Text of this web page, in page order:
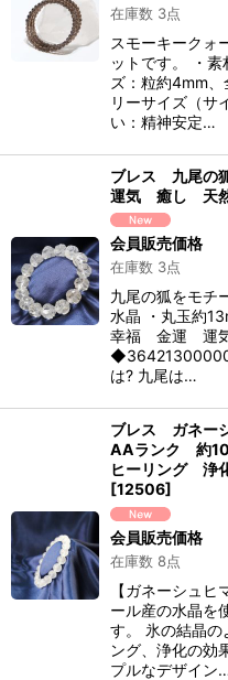
在庫数 3点
スモーキークォ
ットです。 ・
ズ：粒約4mm
リーサイズ（サ
い：精神安定…
ブレス 九尾
運気 癒し 天
会員販売価格
在庫数 3点
九尾の狐をモチ
水晶 ・丸玉約
幸福 金運 運
は? 九尾は…
ブレス ガネー
AAランク 約
ヒーリング 浄
[12506]
会員販売価格
在庫数 8点
【ガネーシュ
ール産の水晶を
す。 氷の結晶の
ング、浄化の効
プルなデザイン